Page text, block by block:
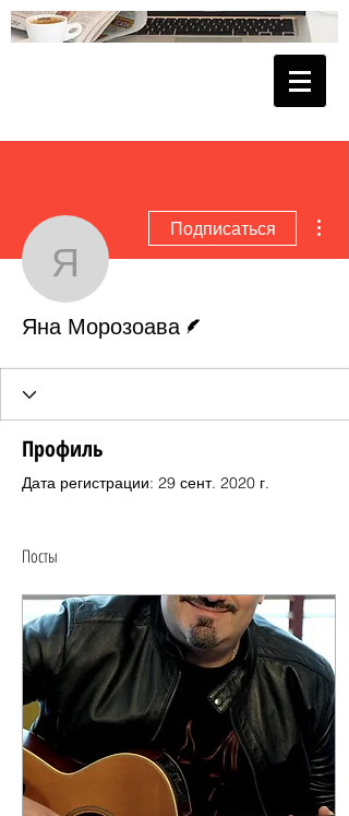
Яна Морозоава
Подписаться
Яна Морозоава
Профиль
Дата регистрации: 29 сент. 2020 г.
Посты